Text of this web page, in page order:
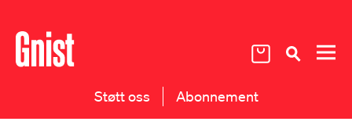
Støtt oss Abonnement